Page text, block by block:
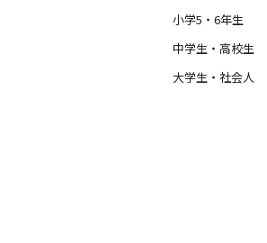
小学5・6年生
中学生・高校生
大学生・社会人